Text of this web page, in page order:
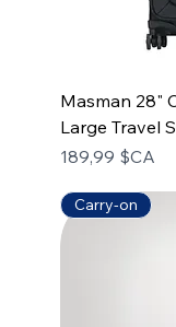
Masman 28"
Large Travel
Prix
189,99 $CA
Carry-on